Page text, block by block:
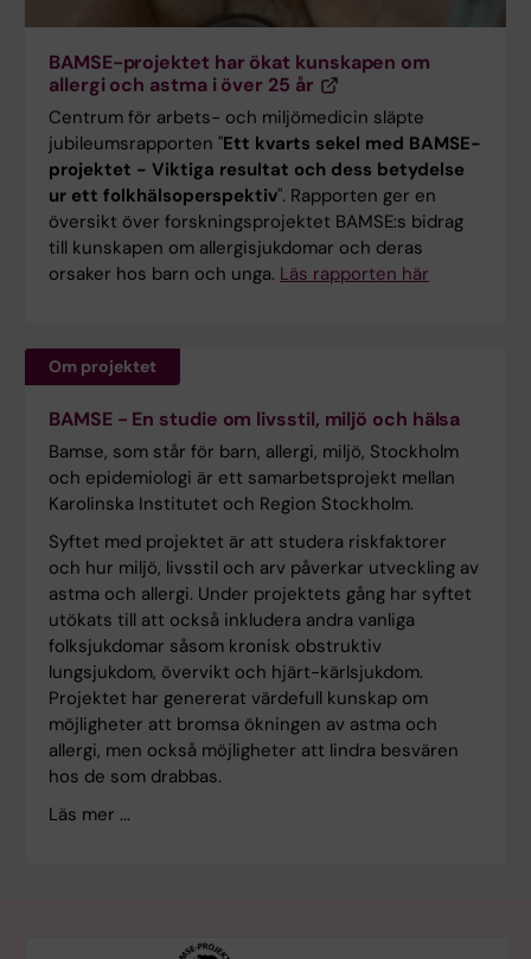
BAMSE-projektet har ökat kunskapen om
allergi och astma i över 25 år
Centrum för arbets- och miljömedicin släpte
jubileumsrapporten "Ett kvarts sekel med BAMSE-
projektet - Viktiga resultat och dess betydelse
ur ett folkhälsoperspektiv". Rapporten ger en
översikt över forskningsprojektet BAMSE:s bidrag
till kunskapen om allergisjukdomar och deras
orsaker hos barn och unga. Läs rapporten här
Om projektet
BAMSE - En studie om livsstil, miljö och hälsa
Bamse, som står för barn, allergi, miljö, Stockholm
och epidemiologi är ett samarbetsprojekt mellan
Karolinska Institutet och Region Stockholm.
Syftet med projektet är att studera riskfaktorer
och hur miljö, livsstil och arv påverkar utveckling av
astma och allergi. Under projektets gång har syftet
utökats till att också inkludera andra vanliga
folksjukdomar såsom kronisk obstruktiv
lungsjukdom, övervikt och hjärt-kärlsjukdom.
Projektet har genererat värdefull kunskap om
möjligheter att bromsa ökningen av astma och
allergi, men också möjligheter att lindra besvären
hos de som drabbas.
Läs mer ...